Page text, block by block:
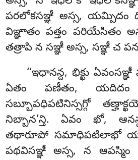
పరలోకసఞ్ఞీ అస్స, యమ్పిదం
విఞ్ఞాతం పత్తం పరియేసితం
తత్రాపి న సఞ్ఞీ అస్స, సఞ్ఞీ చ
‘‘ఇధానన్ద, భిక్ఖు
ఏతం పణీతం, యదిదం
సబ్బూపధిపటినిస్సగ్గో
నిబ్బాన’న్తి. ఏవం ఖో,
తథారూపో సమాధిపటిలాభో
పథవిసఞ్ఞీ అస్స, న